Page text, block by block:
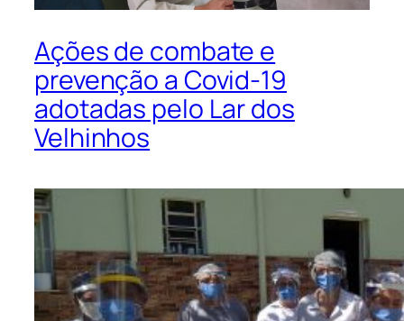
Ações de combate e
prevenção a Covid-19
adotadas pelo Lar dos
Velhinhos